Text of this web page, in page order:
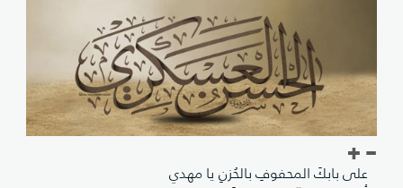
على بابكَ المحفوفِ بالحُزنِ يا مهدي